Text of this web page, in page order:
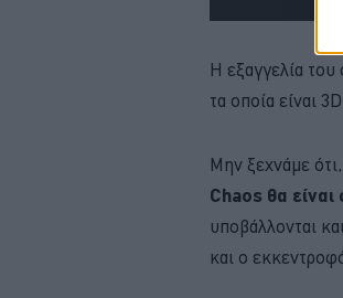
Η εξαγγελία
τα οποία είναι
Μην ξεχνάμε
Chaos θα
υποβάλλονται
και ο